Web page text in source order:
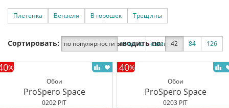
Плетенка Вензеля В горошек Трещины
Сортировать: по популярности по цене новинки по скидке
Выводить по: 42 84 126
Обои
ProSpero Space
0202 PIT
%
Обои
ProSpero Space
0203 PIT
-40%